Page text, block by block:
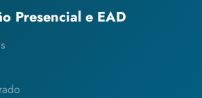
Presencial e EAD